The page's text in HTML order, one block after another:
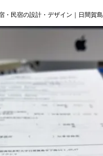
・民宿の設計・デザイン｜日間賀島